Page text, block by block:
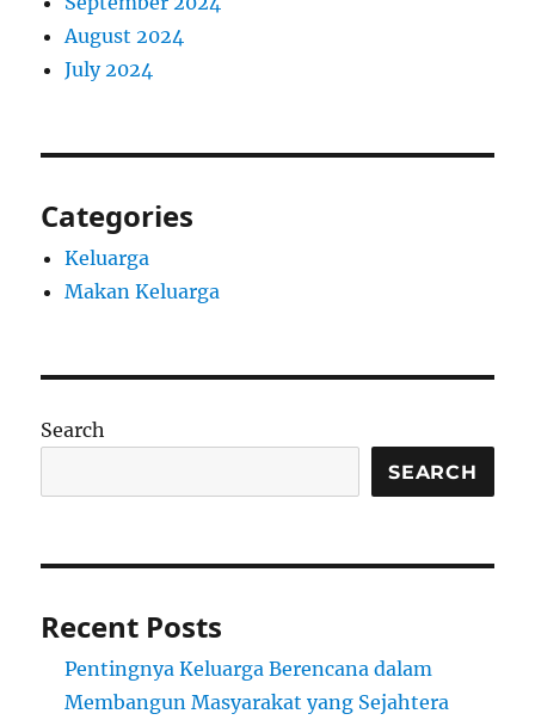
August 2024
July 2024
Categories
Keluarga
Makan Keluarga
Search
SEARCH
Recent Posts
Pentingnya Keluarga Berencana dalam
Membangun Masyarakat yang Sejahtera